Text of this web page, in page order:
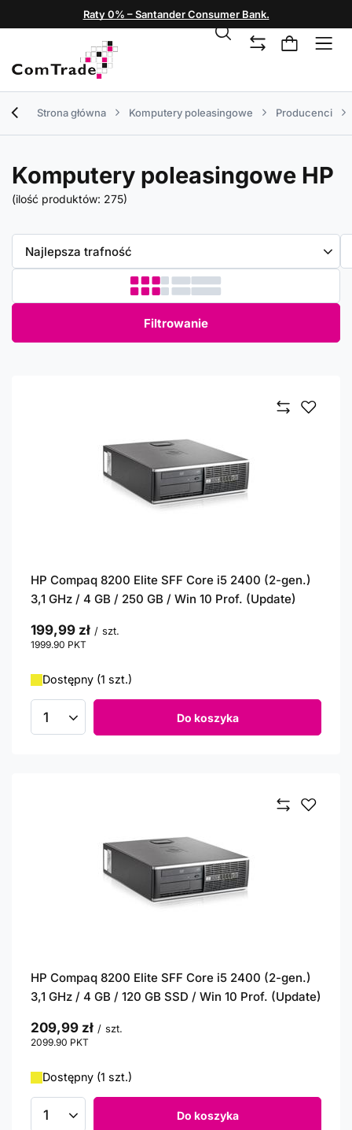
Raty 0% – Santander Consumer Bank.
Strona główna Komputery poleasingowe Producenci
Komputery poleasingowe HP
(ilość produktów: 275)
Zmień sortowanie
Najlepsza trafność
Filtrowanie
HP Compaq 8200 Elite SFF Core i5 2400 (2-gen.)
3,1 GHz / 4 GB / 250 GB / Win 10 Prof. (Update)
199,99 zł / szt.
1999.90 PKT
Dostępny (1 szt.)
Ilość produktów Do koszyka
HP Compaq 8200 Elite SFF Core i5 2400 (2-gen.)
3,1 GHz / 4 GB / 120 GB SSD / Win 10 Prof. (Update)
209,99 zł / szt.
2099.90 PKT
Dostępny (1 szt.)
Ilość produktów Do koszyka